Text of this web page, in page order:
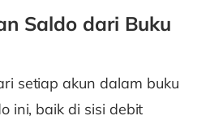
Saldo dari Buku
setiap akun dalam buku
ini, baik di sisi debit